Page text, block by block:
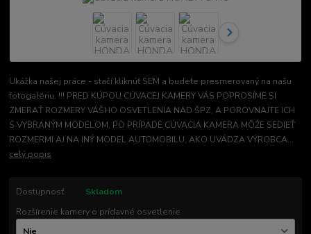
Ukážka našej práce - stačí kliknúť SEM a budete presmerovaný na našu
fotogalériu. !!! PRED KÚPOU CÚVACEJ KAMERY VÁS POPROSÍME SI
ZMERAŤ ROZMERY VÁŠHO OSVETLENIA NAD ŠPZ, A POROVNAJTE ICH
S VYBRANÝM MODELOM, PO PRÍPADE CÚVACIA KAMERA MÔŽE SEDIEŤ
ROZMERMI AJ NA INÝ MODEL AUTOMOBILU, AKO UVÁDZA VÝROBCA...
celý popis
Dostupnosť
Skladom
Rozšírenie kamery o prídavné osvetlenie